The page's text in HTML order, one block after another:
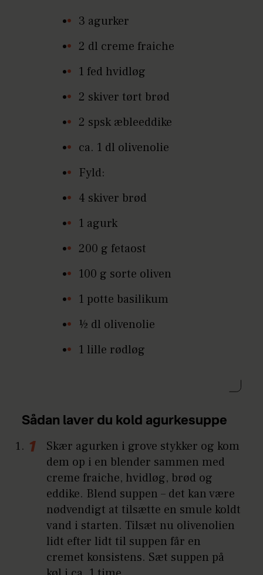
3 agurker
2 dl creme fraiche
1 fed hvidløg
2 skiver tørt brød
2 spsk æbleeddike
ca. 1 dl olivenolie
Fyld:
4 skiver brød
1 agurk
200 g fetaost
100 g sorte oliven
1 potte basilikum
½ dl olivenolie
1 lille rødløg
Sådan laver du kold agurkesuppe
Skær agurken i grove stykker og kom
dem op i en blender sammen med
creme fraiche, hvidløg, brød og
eddike. Blend suppen – det kan være
nødvendigt at tilsætte en smule koldt
vand i starten. Tilsæt nu olivenolien
lidt efter lidt til suppen får en
cremet konsistens. Sæt suppen på